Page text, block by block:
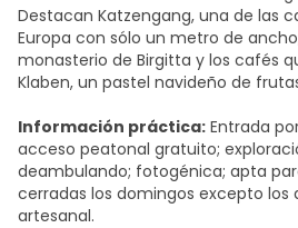
Destacan Katzengang, una de las
Europa con sólo un metro de
monasterio de Birgitta y los cafés
Klaben, un pastel navideño de
Información práctica: Entrada
acceso peatonal gratuito;
deambulando; fotogénica; apta
cerradas los domingos excepto los
artesanal.